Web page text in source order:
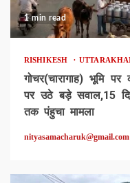
1 min read
RISHIKESH
गोचर(चारागाह) भूमि पर
पर उठे बड़े सवाल,15
तक पंहुचा मामला
nityasamacharuk@gmail.com